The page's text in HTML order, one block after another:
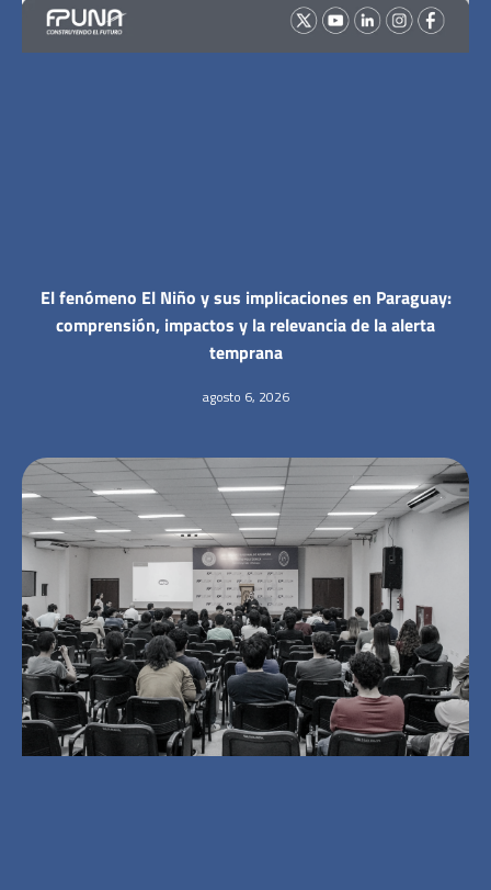
El fenómeno El Niño y sus implicaciones en Paraguay:
comprensión, impactos y la relevancia de la alerta
temprana
agosto 6, 2026